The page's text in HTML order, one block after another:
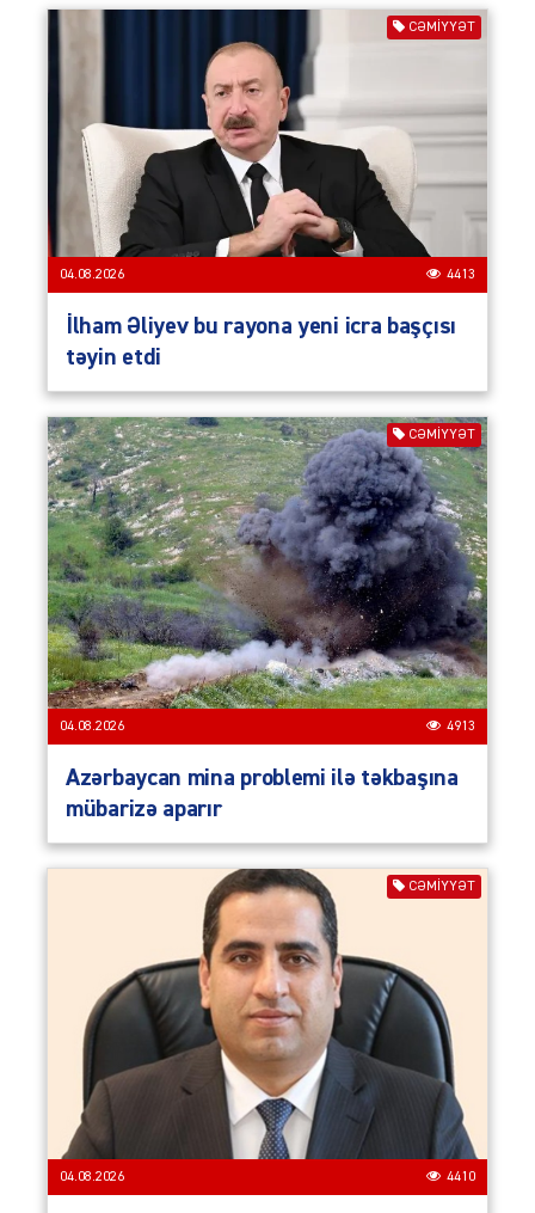
CƏMIYYƏT
04.08.2026 4413
İlham Əliyev bu rayona yeni icra başçısı
təyin etdi
CƏMIYYƏT
04.08.2026 4913
Azərbaycan mina problemi ilə təkbaşına
mübarizə aparır
CƏMIYYƏT
04.08.2026 4410